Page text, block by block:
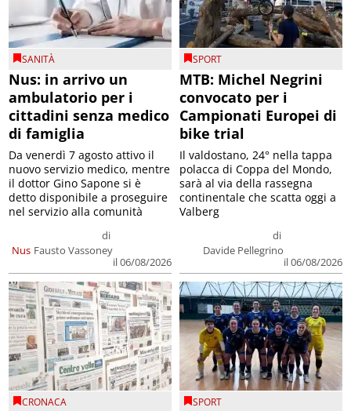
SANITÀ
Nus: in arrivo un
ambulatorio per i
cittadini senza medico
di famiglia
Nus
di
Fausto Vassoney
il 06/08/2026
Da venerdì 7 agosto attivo il
nuovo servizio medico, mentre
il dottor Gino Sapone si è
detto disponibile a proseguire
nel servizio alla comunità
SPORT
MTB: Michel Negrini
convocato per i
Campionati Europei di
bike trial
di
Davide Pellegrino
il 06/08/2026
Il valdostano, 24° nella tappa
polacca di Coppa del Mondo,
sarà al via della rassegna
continentale che scatta oggi a
Valberg
CRONACA SPORT